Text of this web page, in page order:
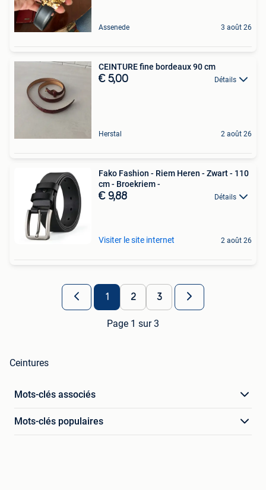
Assenede 3 août 26
CEINTURE fine bordeaux 90 cm
€ 5,00 Détails
Herstal 2 août 26
Fako Fashion - Riem Heren - Zwart - 110
cm - Broekriem -
€ 9,88 Détails
Visiter le site internet 2 août 26
1 2 3
Page 1 sur 3
Ceintures
Mots-clés associés
Mots-clés populaires